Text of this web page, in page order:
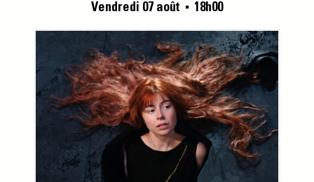
Vendredi 07 août ■ 18h00